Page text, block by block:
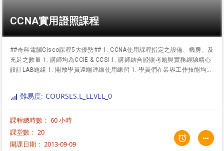
CCNA實用證照課程
##奇科電腦Cisco課程5大優勢## 1. CCNA使用課程指定之設備、機房、及
充足之數量 1. 講師均為CCIE & CCSI 1. 講師結合證照考題與實務經驗精心
設計LAB題組 1. 開放學員遠端連線使用練習 1. 學員們在業界工作技能均受
難易度: COURSES.L_LEVEL_0
課程總時數： 60 小時
課堂數： 20
開課日期： 2013-09-09